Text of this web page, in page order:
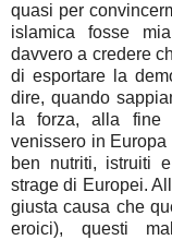
quasi per
islamica fosse
davvero a credere
di esportare la
dire, quando
la forza, alla fine
venissero in Europa
ben nutriti, istruiti
strage di Europei.
giusta causa che
eroici), questi